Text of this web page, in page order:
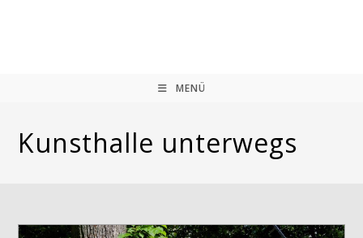
MENÜ
Kunsthalle unterwegs